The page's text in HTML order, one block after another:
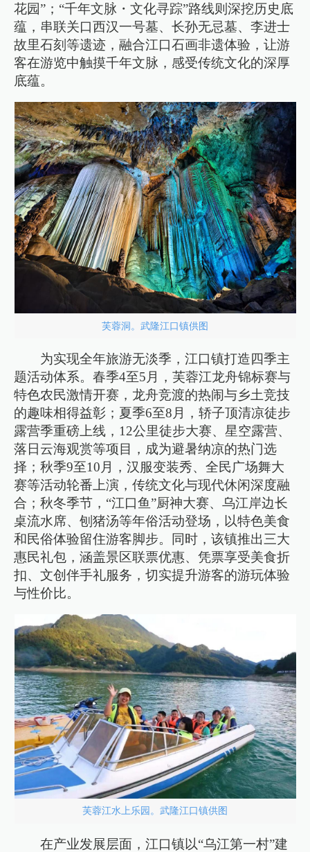
花园”；“千年文脉・文化寻踪”路线则深挖历史底
蕴，串联关口西汉一号墓、长孙无忌墓、李进士
故里石刻等遗迹，融合江口石画非遗体验，让游
客在游览中触摸千年文脉，感受传统文化的深厚
底蕴。
芙蓉洞。武隆江口镇供图
为实现全年旅游无淡季，江口镇打造四季主
题活动体系。春季4至5月，芙蓉江龙舟锦标赛与
特色农民激情开赛，龙舟竞渡的热闹与乡土竞技
的趣味相得益彰；夏季6至8月，轿子顶清凉徒步
露营季重磅上线，12公里徒步大赛、星空露营、
落日云海观赏等项目，成为避暑纳凉的热门选
择；秋季9至10月，汉服变装秀、全民广场舞大
赛等活动轮番上演，传统文化与现代休闲深度融
合；秋冬季节，“江口鱼”厨神大赛、乌江岸边长
桌流水席、刨猪汤等年俗活动登场，以特色美食
和民俗体验留住游客脚步。同时，该镇推出三大
惠民礼包，涵盖景区联票优惠、凭票享受美食折
扣、文创伴手礼服务，切实提升游客的游玩体验
与性价比。
芙蓉江水上乐园。武隆江口镇供图
在产业发展层面，江口镇以“乌江第一村”建